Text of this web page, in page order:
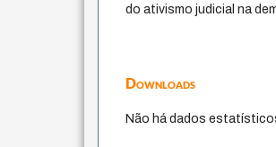
do ativismo judicial na
Downloads
Não há dados